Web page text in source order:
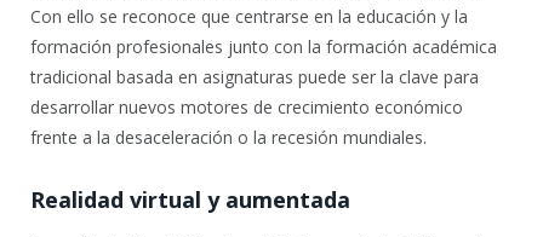
Con ello se reconoce que centrarse en la educación y la
formación profesionales junto con la formación académica
tradicional basada en asignaturas puede ser la clave para
desarrollar nuevos motores de crecimiento económico
frente a la desaceleración o la recesión mundiales.
Realidad virtual y aumentada